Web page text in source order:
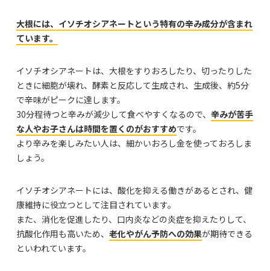
大根には、イソチオシアネートという特有の辛み成分が含まれ
ています。
イソチオシアネートは、大根をすりおろしたり、切ったりした
ときに細胞が壊れ、酵素と反応して生成され、生成後、約5分
で辛味がピークに達します。
30分程待つと辛みが減少して食べやすくなるので、 辛みが苦手
な人やお子さんは時間を置くのがおすすめです。
より辛みを楽しみたい人は、細かいおろし金を使っておろしま
しょう。
イソチオシアネートには、酸化を抑える働きがあるとされ、健
康維持に役立つとして注目されています。
また、消化を促進したり、口内炎などの炎症を抑えたりして、
抗酸化作用も高いため、 老化やがん予防への効果が期待できる
といわれています。